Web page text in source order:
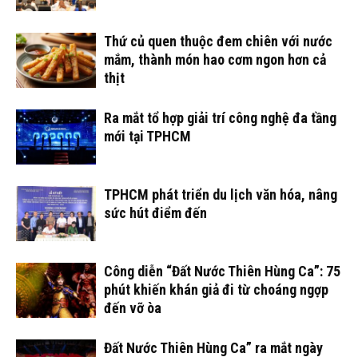
Thứ củ quen thuộc đem chiên với nước
mắm, thành món hao cơm ngon hơn cả
thịt
Ra mắt tổ hợp giải trí công nghệ đa tầng
mới tại TPHCM
TPHCM phát triển du lịch văn hóa, nâng
sức hút điểm đến
Công diễn “Đất Nước Thiên Hùng Ca”: 75
phút khiến khán giả đi từ choáng ngợp
đến vỡ òa
Đất Nước Thiên Hùng Ca” ra mắt ngày